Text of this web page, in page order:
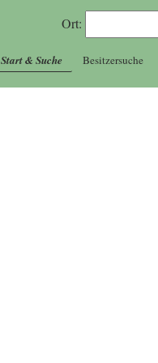
Ort:
Start & Suche Besitzersuche